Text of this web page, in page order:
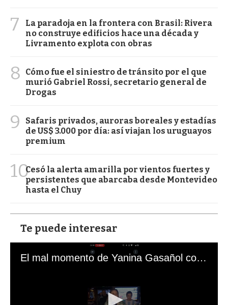
7
La paradoja en la frontera con Brasil: Rivera
no construye edificios hace una década y
Livramento explota con obras
8
Cómo fue el siniestro de tránsito por el que
murió Gabriel Rossi, secretario general de
Drogas
9
Safaris privados, auroras boreales y estadías
de US$ 3.000 por día: así viajan los uruguayos
premium
10Cesó la alerta amarilla por vientos fuertes y
persistentes que abarcaba desde Montevideo
hasta el Chuy
Te puede interesar
El mal momento de Yanina Gasañol con un hincha argentino en "Subrayado"